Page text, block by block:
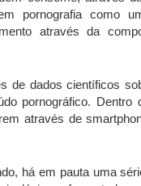
pornografia como
através da
de dados científicos
pornográfico. Dentro
através de
há em pauta uma